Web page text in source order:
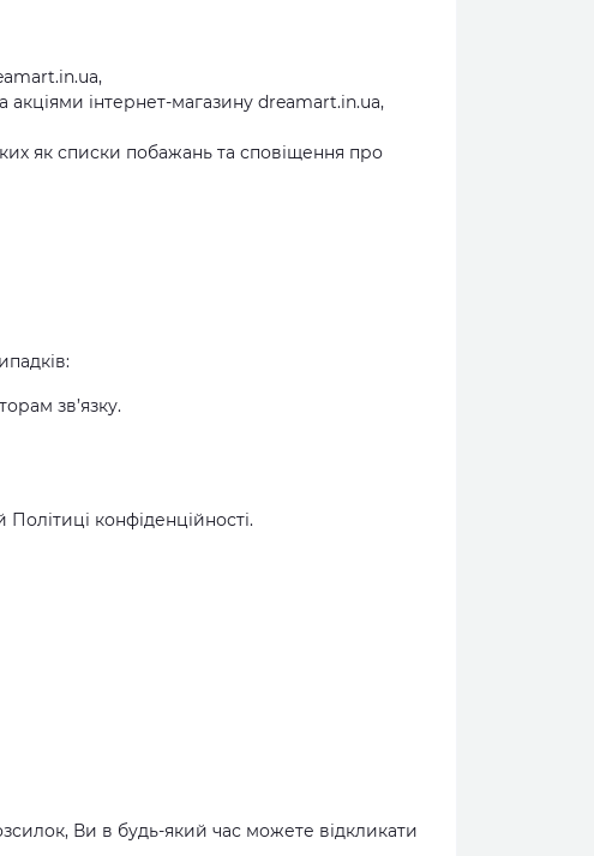
інтернет-магазину dreamart.in.ua,
як списки побажань та сповіщення про
зв’язку.
конфіденційності.
Ви в будь-який час можете відкликати